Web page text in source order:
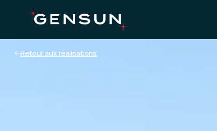
Retour aux réalisations